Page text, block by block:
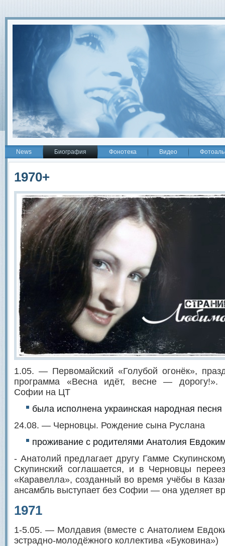
News Биография Фонотека Видео
1970+
1.05. — Первомайский «Голубой огонёк»,
программа «Весна идёт, весне — дорогу!».
Софии на ЦТ
была исполнена украинская народная песня
24.08. — Черновцы. Рождение сына Руслана
проживание с родителями Анатолия
- Анатолий предлагает другу Гамме
Скупинский соглашается, и в Черновцы
«Каравелла», созданный во время учёбы в
ансамбль выступает без Софии — она уделяет
1971
1-5.05. — Молдавия (вместе с Анатолием
эстрадно-молодёжного коллектива «Буковина»)